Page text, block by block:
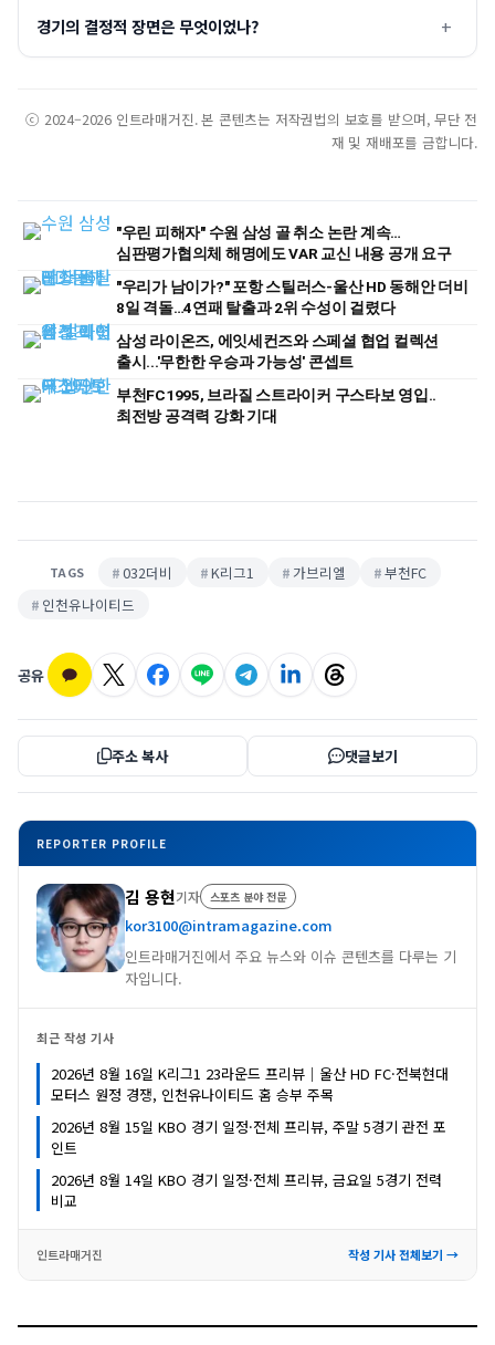
경기의 결정적 장면은 무엇이었나?
ⓒ 2024–2026 인트라매거진. 본 콘텐츠는 저작권법의 보호를 받으며, 무단 전
재 및 재배포를 금합니다.
"우린 피해자" 수원 삼성 골 취소 논란 계속…
심판평가협의체 해명에도 VAR 교신 내용 공개 요구
"우리가 남이가?" 포항 스틸러스-울산 HD 동해안 더비
8일 격돌…4연패 탈출과 2위 수성이 걸렸다
삼성 라이온즈, 에잇세컨즈와 스페셜 협업 컬렉션
출시...'무한한 우승과 가능성' 콘셉트
부천FC1995, 브라질 스트라이커 구스타보 영입..
최전방 공격력 강화 기대
TAGS 032더비 K리그1 가브리엘
부천FC
인천유나이티드
공유
주소 복사 댓글보기
REPORTER PROFILE
김 용현기자 스포츠 분야 전문
kor3100@intramagazine.com
인트라매거진에서 주요 뉴스와 이슈 콘텐츠를 다루는 기
자입니다.
최근 작성 기사
2026년 8월 16일 K리그1 23라운드 프리뷰｜울산 HD FC·전북현대
모터스 원정 경쟁, 인천유나이티드 홈 승부 주목
2026년 8월 15일 KBO 경기 일정·전체 프리뷰, 주말 5경기 관전 포
인트
2026년 8월 14일 KBO 경기 일정·전체 프리뷰, 금요일 5경기 전력
비교
인트라매거진 작성 기사 전체보기 →